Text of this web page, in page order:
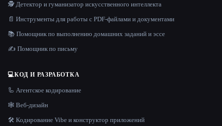
🕵️ Детектор и гуманизатор искусственного интеллекта
📄 Инструменты для работы с PDF-файлами и документами
📚 Помощник по выполнению домашних заданий и эссе
✍️ Помощник по письму
💻КОД И РАЗРАБОТКА
🦾 Агентское кодирование
🕸 Веб-дизайн
🛠️ Кодирование Vibe и конструктор приложений